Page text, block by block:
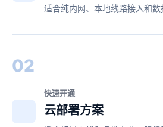
适合纯内网、本地线路接入和数
02
快速开通
云部署方案